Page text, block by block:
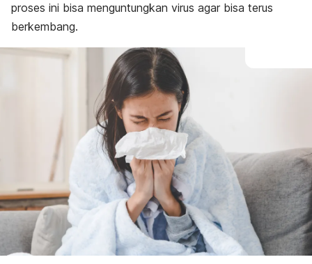
proses ini bisa menguntungkan virus agar bisa terus
berkembang.